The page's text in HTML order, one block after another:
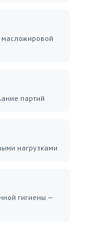
масложировой
партий
нагрузками
гигиены —